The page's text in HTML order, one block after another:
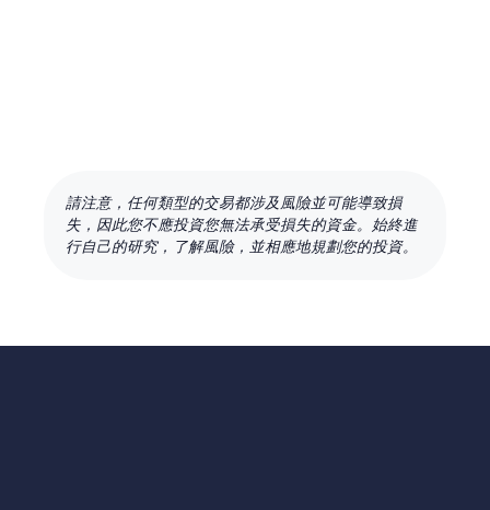
請注意，任何類型的交易都涉及風險並可能導致損
失，因此您不應投資您無法承受損失的資金。始終進
行自己的研究，了解風險，並相應地規劃您的投資。